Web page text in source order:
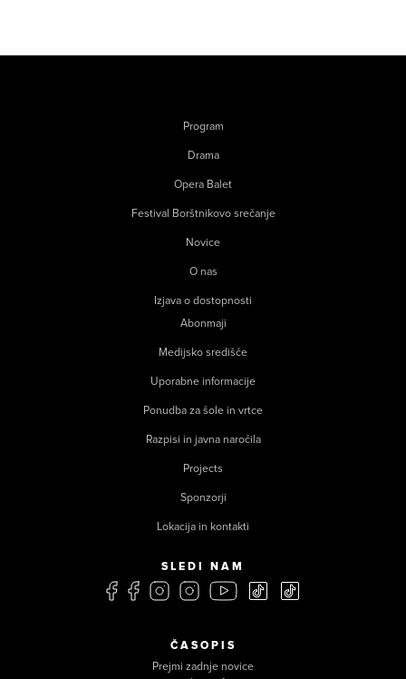
Program
Drama
Opera Balet
Festival Borštnikovo srečanje
Novice
O nas
Izjava o dostopnosti
Abonmaji
Medijsko središče
Uporabne informacije
Ponudba za šole in vrtce
Razpisi in javna naročila
Projects
Sponzorji
Lokacija in kontakti
SLEDI NAM
ČASOPIS
Prejmi zadnje novice